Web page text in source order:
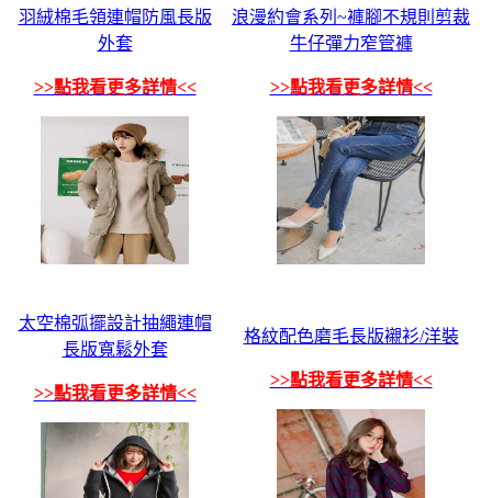
羽絨棉毛領連帽防風長版
外套
>>點我看更多詳情<<
浪漫約會系列~褲腳不規則剪裁
牛仔彈力窄管褲
>>點我看更多詳情<<
太空棉弧擺設計抽繩連帽
長版寬鬆外套
>>點我看更多詳情<<
格紋配色磨毛長版襯衫/洋裝
>>點我看更多詳情<<